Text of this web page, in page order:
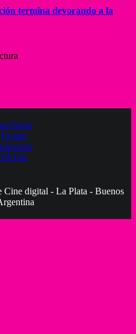
termina devorando a la
Twitter
TikTok
Cine digital - La Plata - Buenos